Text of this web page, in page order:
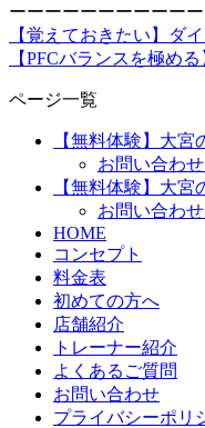
ーーーーーーーーーー
【覚えておきたい】ダ
【PFCバランスを極め
ページ一覧
【無料体験】大宮
お問い合わ
【無料体験】大宮
お問い合わ
HOME
コンセプト
料金表
初めての方へ
店舗紹介
トレーナー紹介
よくあるご質問
お問い合わせ
プライバシーポリ